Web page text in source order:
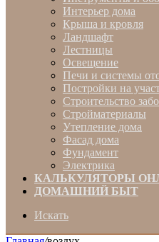
Интерьер дома
Крыша и кровля
Ландшафт
Лестницы
Освещение
Печи и системы
Постройки на
Строительство
Стройматериалы
Утепление дома
Фасад дома
Фундамент
Электрика
КАЛЬКУЛЯТОРЫ
ДОМАШНИЙ БЫТ
Искать